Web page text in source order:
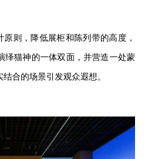
则，降低展柜和陈列带的高度，
绎猫神的一体双面，并营造一处蒙
合的场景引发观众遐想。